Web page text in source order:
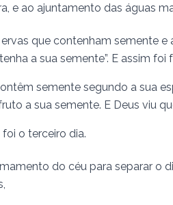
e ao ajuntamento das águas
ervas que contenham semente
a sua semente”. E assim foi
semente segundo a sua
a sua semente. E Deus viu
o terceiro dia.
do céu para separar o